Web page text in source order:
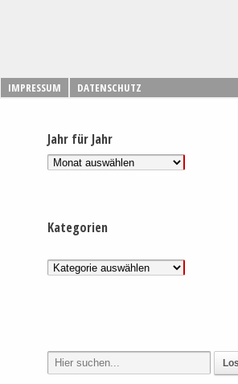
IMPRESSUM DATENSCHUTZ
Jahr für Jahr
Kategorien